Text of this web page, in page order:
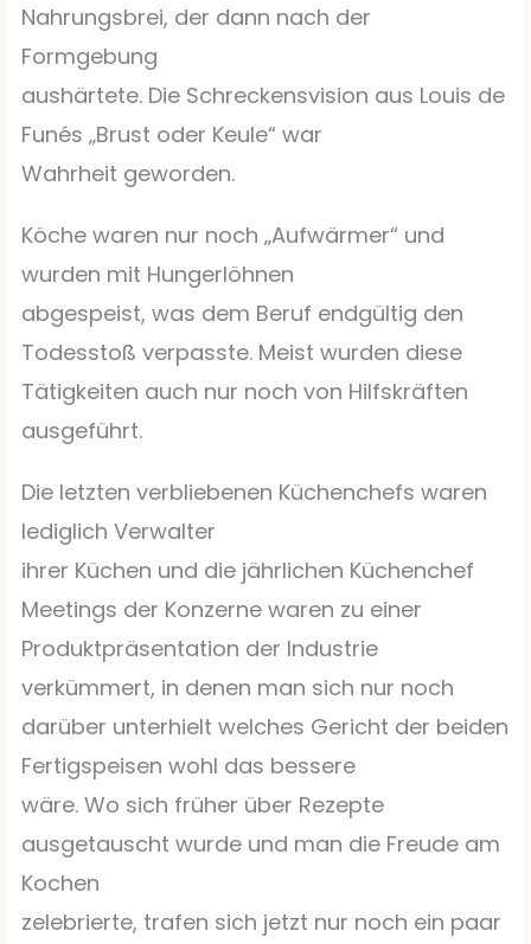
Nahrungsbrei, der dann nach der
Formgebung
aushärtete. Die Schreckensvision aus Louis de
Funés „Brust oder Keule“ war
Wahrheit geworden.
Köche waren nur noch „Aufwärmer“ und
wurden mit Hungerlöhnen
abgespeist, was dem Beruf endgültig den
Todesstoß verpasste. Meist wurden diese
Tätigkeiten auch nur noch von Hilfskräften
ausgeführt.
Die letzten verbliebenen Küchenchefs waren
lediglich Verwalter
ihrer Küchen und die jährlichen Küchenchef
Meetings der Konzerne waren zu einer
Produktpräsentation der Industrie
verkümmert, in denen man sich nur noch
darüber unterhielt welches Gericht der beiden
Fertigspeisen wohl das bessere
wäre. Wo sich früher über Rezepte
ausgetauscht wurde und man die Freude am
Kochen
zelebrierte, trafen sich jetzt nur noch ein paar